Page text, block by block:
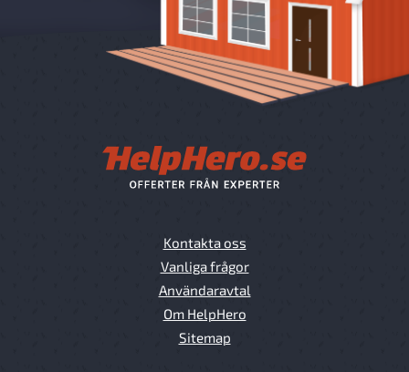
Kontakta oss
Vanliga frågor
Användaravtal
Om HelpHero
Sitemap